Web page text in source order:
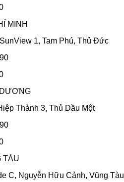
MINH
1, Tam Phú, Thủ Đức
Thành 3, Thủ Dầu Một
TÀU
C, Nguyễn Hữu Cảnh, Vũng Tàu